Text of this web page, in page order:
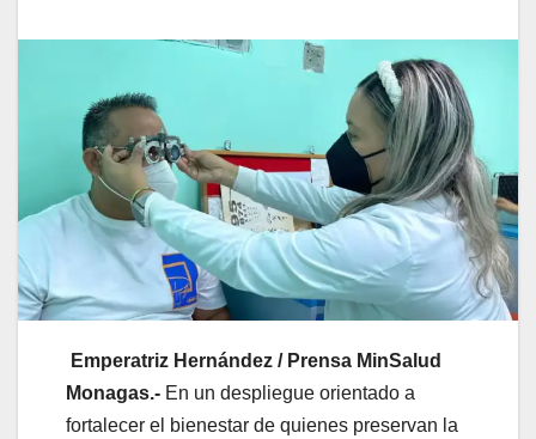
Emperatriz Hernández / Prensa MinSalud
Monagas.- En un despliegue orientado a
fortalecer el bienestar de quienes preservan la